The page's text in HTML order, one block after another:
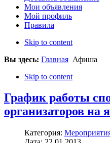
Мои объявления
Мой профиль
Правила
Skip to content
Вы здесь: Главная Афиша
Skip to content
График работы
организаторов на
Категория: